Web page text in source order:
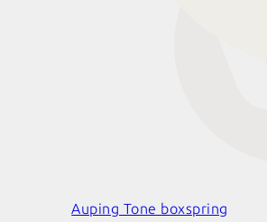
Auping Tone boxspring